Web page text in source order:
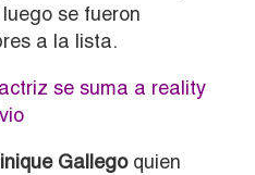
se fueron
a la lista.
se suma a reality
Gallegoquien